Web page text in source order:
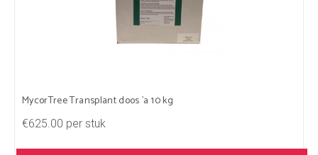
MycorTree Transplant doos `a 10 kg
€625.00 per stuk